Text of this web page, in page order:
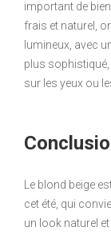
important de
frais et naturel,
lumineux, avec
plus
sur les yeux ou
Le blond beige
cet été, qui
un look naturel